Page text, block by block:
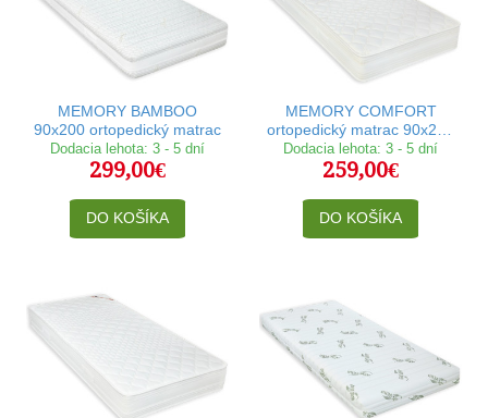
MEMORY BAMBOO
90x200 ortopedický matrac
Dodacia lehota: 3 - 5 dní
299,00€
DO KOŠÍKA
MEMORY COMFORT
ortopedický matrac 90x200
cm
Dodacia lehota: 3 - 5 dní
259,00€
DO KOŠÍKA